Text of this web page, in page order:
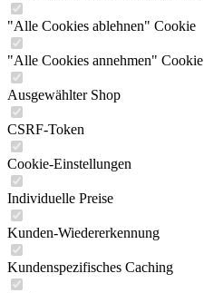
"Alle Cookies ablehnen" Cookie
"Alle Cookies annehmen" Cookie
Ausgewählter Shop
CSRF-Token
Cookie-Einstellungen
Individuelle Preise
Kunden-Wiedererkennung
Kundenspezifisches Caching